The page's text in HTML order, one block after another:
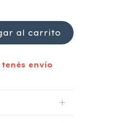
tenés envío